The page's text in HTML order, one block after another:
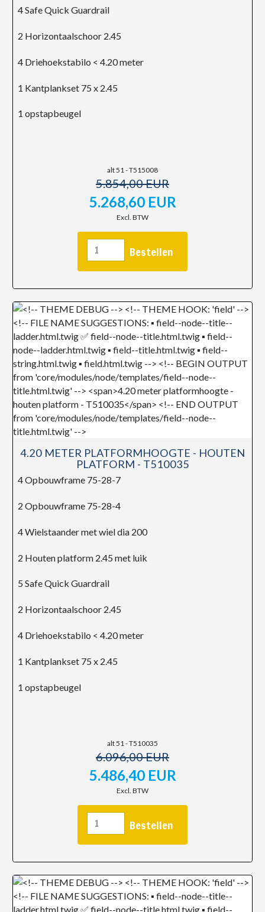
4 Safe Quick Guardrail
2 Horizontaalschoor 2.45
4 Driehoekstabilo < 4.20 meter
1 Kantplankset 75 x 2.45
1 opstapbeugel
alt 51 - T515008
5.854,00 EUR
5.268,60 EUR
Excl. BTW
4.20 METER PLATFORMHOOGTE - HOUTEN
PLATFORM - T510035
4 Opbouwframe 75-28-7
2 Opbouwframe 75-28-4
4 Wielstaander met wiel dia 200
2 Houten platform 2.45 met luik
5 Safe Quick Guardrail
2 Horizontaalschoor 2.45
4 Driehoekstabilo < 4.20 meter
1 Kantplankset 75 x 2.45
1 opstapbeugel
alt 51 - T510035
6.096,00 EUR
5.486,40 EUR
Excl. BTW